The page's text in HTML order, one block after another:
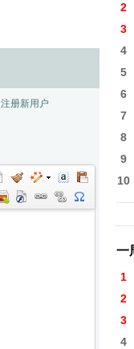
注册新用户
2
3
4
5
6
7
8
9
10
一
1
2
3
4